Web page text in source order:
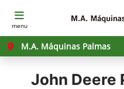
menu
M.A. Máquinas Palmas
John Deere